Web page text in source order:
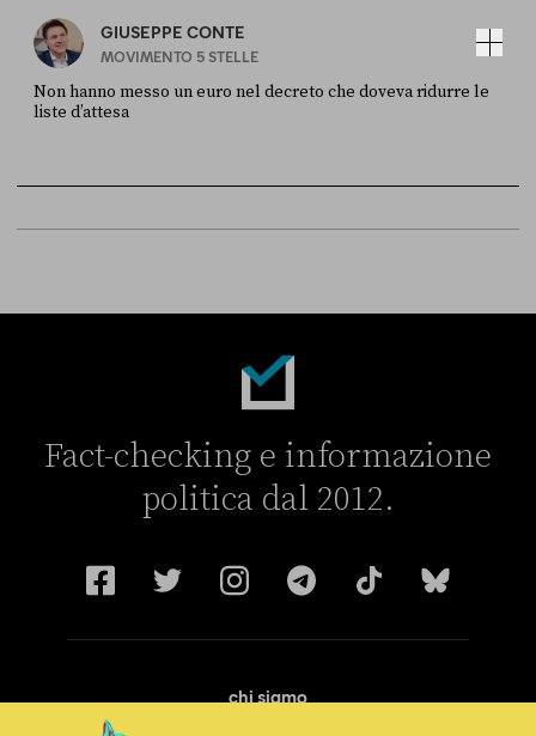
GIUSEPPE CONTE
MOVIMENTO 5 STELLE
Non hanno messo un euro nel decreto che doveva ridurre le
liste d’attesa
Fact-checking e informazione
politica dal 2012.
chi siamo